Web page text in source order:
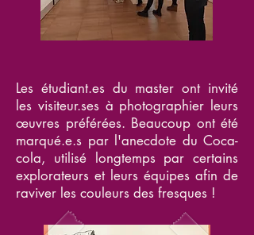
Les étudiant.es du master ont invité
les visiteur.ses à photographier leurs
œuvres préférées. Beaucoup ont été
marqué.e.s par l'anecdote du Coca-
cola, utilisé longtemps par certains
explorateurs et leurs équipes afin de
raviver les couleurs des fresques !